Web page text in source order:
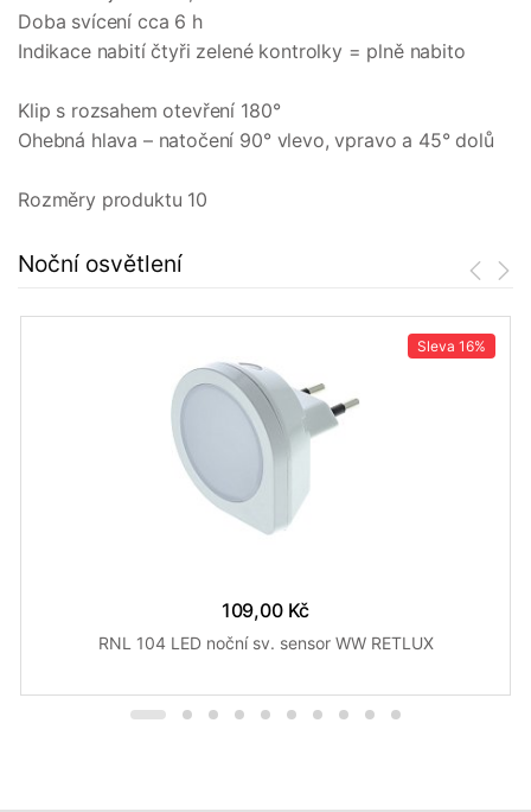
Doba svícení cca 6 h
Indikace nabití čtyři zelené kontrolky = plně nabito
Klip s rozsahem otevření 180°
Ohebná hlava – natočení 90° vlevo, vpravo a 45° dolů
Rozměry produktu 10
Noční osvětlení
Sleva 16%
109,00 Kč
RNL 104 LED noční sv. sensor WW RETLUX